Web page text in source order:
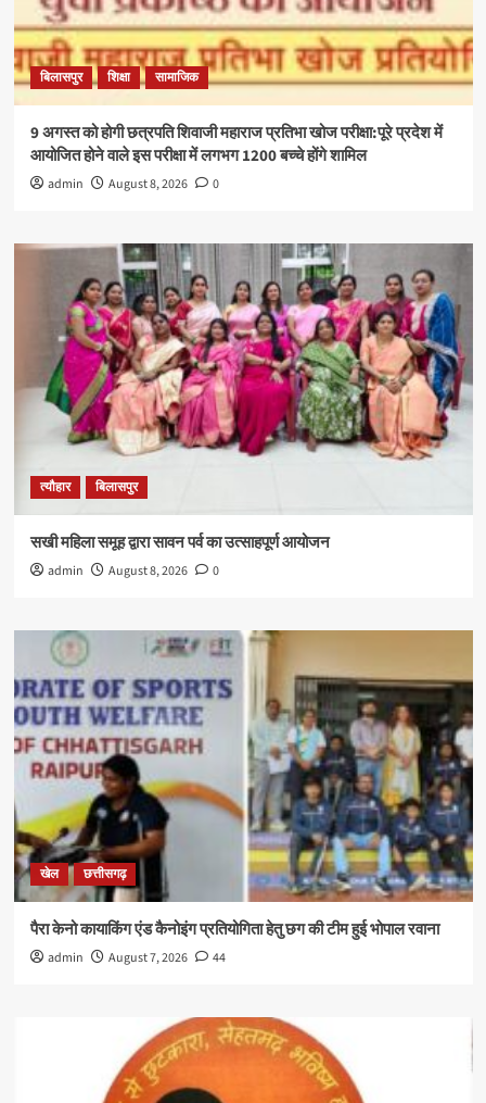
बिलासपुर शिक्षा सामाजिक
9 अगस्त को होगी छत्रपति शिवाजी महाराज प्रतिभा खोज परीक्षा:पूरे प्रदेश में
आयोजित होने वाले इस परीक्षा में लगभग 1200 बच्चे होंगे शामिल
admin August 8, 2026 0
त्यौहार बिलासपुर
सखी महिला समूह द्वारा सावन पर्व का उत्साहपूर्ण आयोजन
admin August 8, 2026 0
खेल छत्तीसगढ़
पैरा केनो कायाकिंग एंड कैनोइंग प्रतियोगिता हेतु छग की टीम हुई भोपाल रवाना
admin August 7, 2026 44